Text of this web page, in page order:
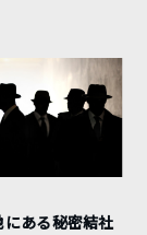
ある秘密結社